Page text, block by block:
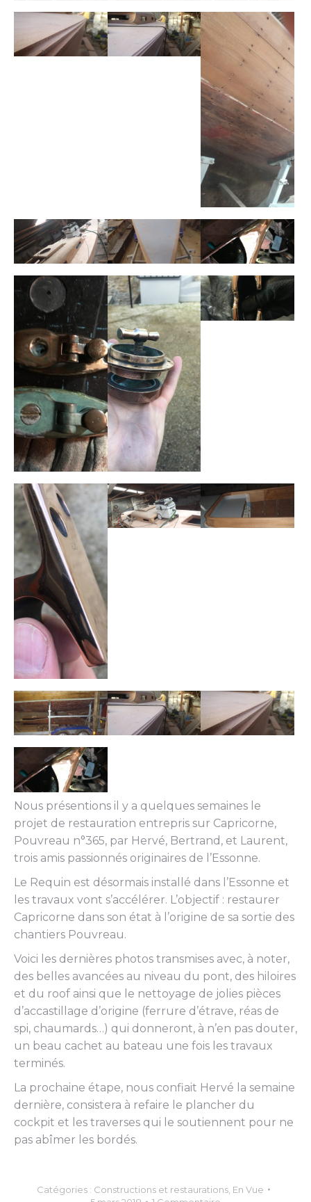
Nous présentions il y a quelques semaines le
projet de restauration entrepris sur Capricorne,
Pouvreau n°365, par Hervé, Bertrand, et Laurent,
trois amis passionnés originaires de l’Essonne.
Le Requin est désormais installé dans l’Essonne et
les travaux vont s’accélérer. L’objectif : restaurer
Capricorne dans son état à l’origine de sa sortie des
chantiers Pouvreau.
Voici les dernières photos transmises avec, à noter,
des belles avancées au niveau du pont, des hiloires
et du roof ainsi que le nettoyage de jolies pièces
d’accastillage d’origine (ferrure d’étrave, réas de
spi, chaumards…) qui donneront, à n’en pas douter,
un beau cachet au bateau une fois les travaux
terminés.
La prochaine étape, nous confiait Hervé la semaine
dernière, consistera à refaire le plancher du
cockpit et les traverses qui le soutiennent pour ne
pas abîmer les bordés.
Catégories : Constructions et restaurations En Vue